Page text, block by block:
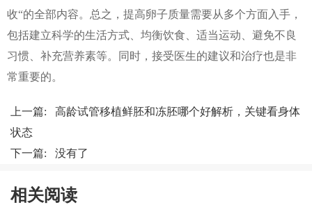
收“的全部内容。总之，提高卵子质量需要从多个方面入手，
包括建立科学的生活方式、均衡饮食、适当运动、避免不良
习惯、补充营养素等。同时，接受医生的建议和治疗也是非
常重要的。
上一篇: 高龄试管移植鲜胚和冻胚哪个好解析，关键看身体
状态
下一篇: 没有了
相关阅读